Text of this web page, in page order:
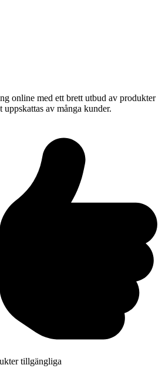
online med ett brett utbud av produkter
av många kunder.
tillgängliga